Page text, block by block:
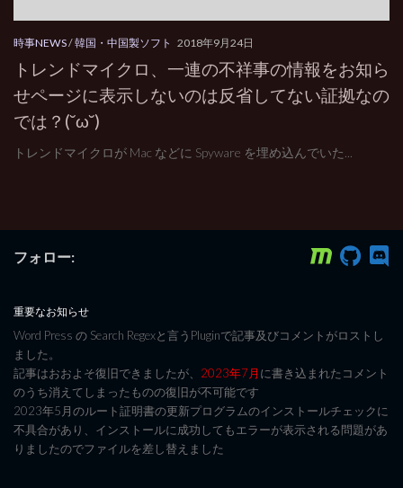
時事NEWS/韓国・中国製ソフト 2018年9月24日
トレンドマイクロ、一連の不祥事の情報をお知ら
せページに表示しないのは反省してない証拠なの
では？(˘ω˘)
トレンドマイクロが Mac などに Spyware を埋め込んでいた...
フォロー:
重要なお知らせ
Word Press の Search Regexと言うPluginで記事及びコメントがロストし
ました。
記事はおおよそ復旧できましたが、 2023年7月に書き込まれたコメント
のうち消えてしまったものの復旧が不可能です
2023年5月のルート証明書の更新プログラムのインストールチェックに
不具合があり、インストールに成功してもエラーが表示される問題があ
りましたのでファイルを差し替えました